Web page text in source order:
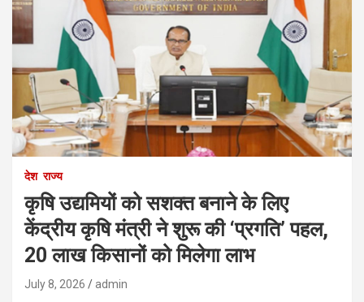
देश राज्य
कृषि उद्यमियों को सशक्त बनाने के लिए
केंद्रीय कृषि मंत्री ने शुरू की ‘प्रगति’ पहल,
20 लाख किसानों को मिलेगा लाभ
July 8, 2026 admin